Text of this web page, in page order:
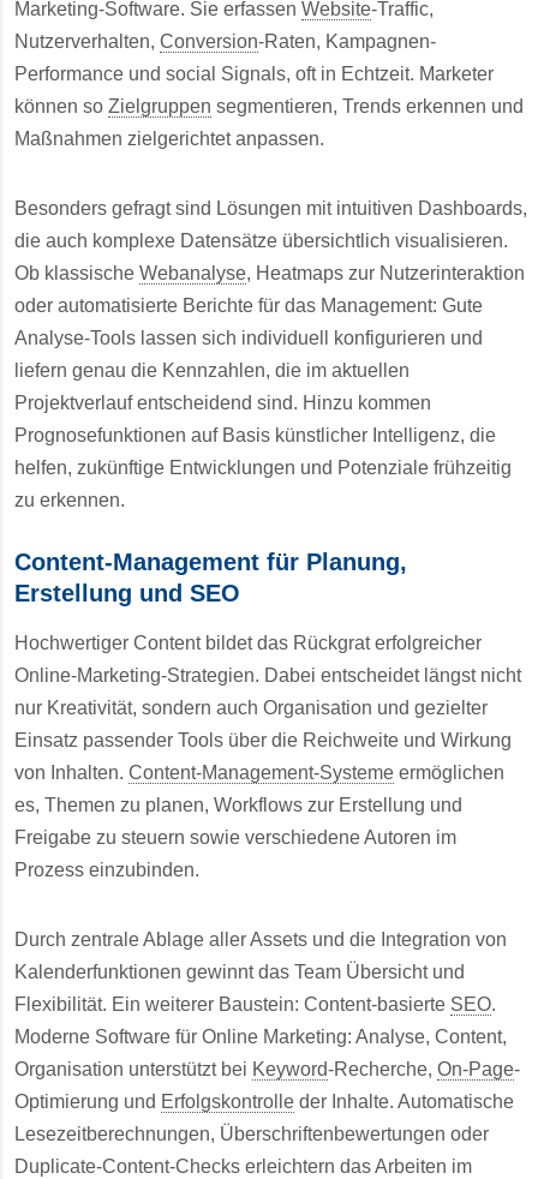
Marketing-Software. Sie erfassen Website-Traffic,
Nutzerverhalten, Conversion-Raten, Kampagnen-
Performance und social Signals, oft in Echtzeit. Marketer
können so Zielgruppen segmentieren, Trends erkennen und
Maßnahmen zielgerichtet anpassen.
Besonders gefragt sind Lösungen mit intuitiven Dashboards,
die auch komplexe Datensätze übersichtlich visualisieren.
Ob klassische Webanalyse, Heatmaps zur Nutzerinteraktion
oder automatisierte Berichte für das Management: Gute
Analyse-Tools lassen sich individuell konfigurieren und
liefern genau die Kennzahlen, die im aktuellen
Projektverlauf entscheidend sind. Hinzu kommen
Prognosefunktionen auf Basis künstlicher Intelligenz, die
helfen, zukünftige Entwicklungen und Potenziale frühzeitig
zu erkennen.
Content-Management für Planung,
Erstellung und SEO
Hochwertiger Content bildet das Rückgrat erfolgreicher
Online-Marketing-Strategien. Dabei entscheidet längst nicht
nur Kreativität, sondern auch Organisation und gezielter
Einsatz passender Tools über die Reichweite und Wirkung
von Inhalten. Content-Management-Systeme ermöglichen
es, Themen zu planen, Workflows zur Erstellung und
Freigabe zu steuern sowie verschiedene Autoren im
Prozess einzubinden.
Durch zentrale Ablage aller Assets und die Integration von
Kalenderfunktionen gewinnt das Team Übersicht und
Flexibilität. Ein weiterer Baustein: Content-basierte SEO.
Moderne Software für Online Marketing: Analyse, Content,
Organisation unterstützt bei Keyword-Recherche, On-Page-
Optimierung und Erfolgskontrolle der Inhalte. Automatische
Lesezeitberechnungen, Überschriftenbewertungen oder
Duplicate-Content-Checks erleichtern das Arbeiten im